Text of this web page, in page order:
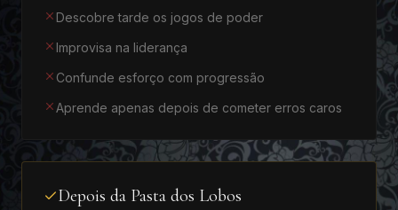
Descobre tarde os jogos de poder
Improvisa na liderança
Confunde esforço com progressão
Aprende apenas depois de cometer erros caros
Depois da Pasta dos Lobos